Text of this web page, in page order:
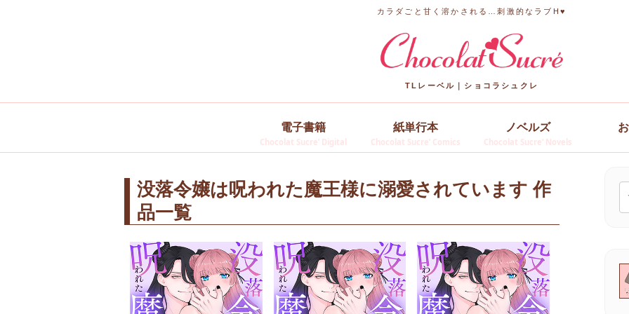
カラダごと甘く溶かされる…刺激的なラブH♥
TLレーベル｜ショコラシュクレ
電子書籍
Chocolat Sucre’ Digital
紙単行本
Chocolat Sucre’ Comics
ノベルズ
Chocolat Sucre’ Novels
没落令嬢は呪われた魔王様に溺愛されています 作
品一覧